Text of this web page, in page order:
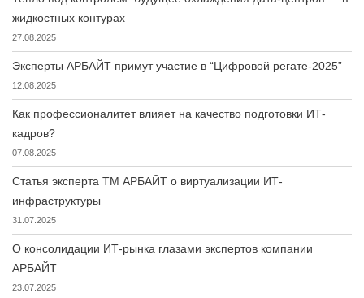
жидкостных контурах
27.08.2025
Эксперты АРБАЙТ примут участие в “Цифровой регате-2025”
12.08.2025
Как профессионалитет влияет на качество подготовки ИТ-
кадров?
07.08.2025
Статья эксперта ТМ АРБАЙТ о виртуализации ИТ-
инфраструктуры
31.07.2025
О консолидации ИТ-рынка глазами экспертов компании
АРБАЙТ
23.07.2025